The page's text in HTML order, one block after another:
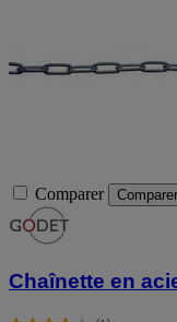
Comparer Comparer
Chaînette en